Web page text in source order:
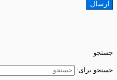
جستجو
جستجو برای: